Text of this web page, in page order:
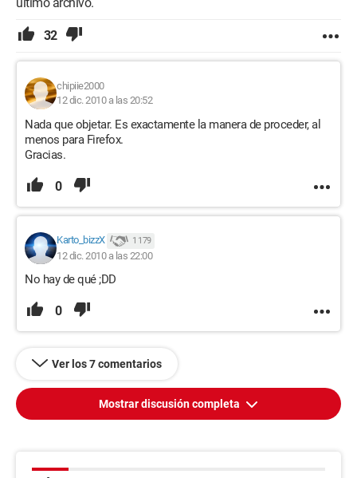
32
chipiie2000
12 dic. 2010 a las 20:52
Nada que objetar. Es exactamente la manera de proceder, al
menos para Firefox.
Gracias.
0
Karto_bizzX 1 179
12 dic. 2010 a las 22:00
No hay de qué ;DD
0
Ver los 7 comentarios
Mostrar discusión completa